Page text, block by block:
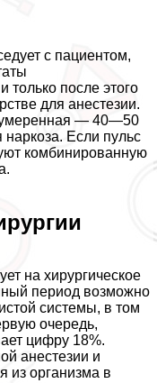
с пациентом,
только после этого
для анестезии.
— 40—50
Если пульс
комбинированную
на хирургическое
период возможно
системы, в том
очередь,
цифру 18%.
анестезии и
из организма в